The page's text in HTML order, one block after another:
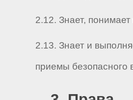
2.12. Знает,
2.13. Знает и
приемы безопасного